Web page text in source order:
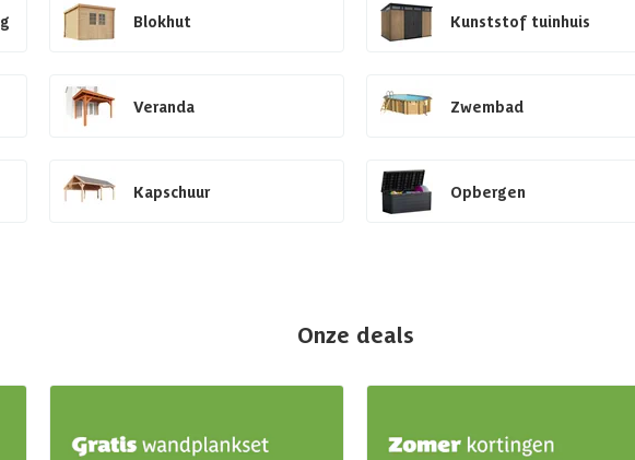
Blokhut Kunststof tuinhuis
Veranda Zwembad
Kapschuur Opbergen
Onze deals